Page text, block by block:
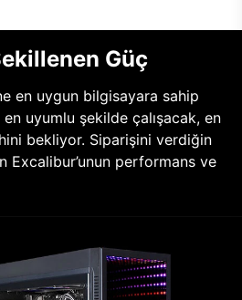
Güç
en uygun bilgisayara sahip
uyumlu şekilde çalışacak, en
bekliyor. Siparişini verdiğin
Excalibur’unun performans ve